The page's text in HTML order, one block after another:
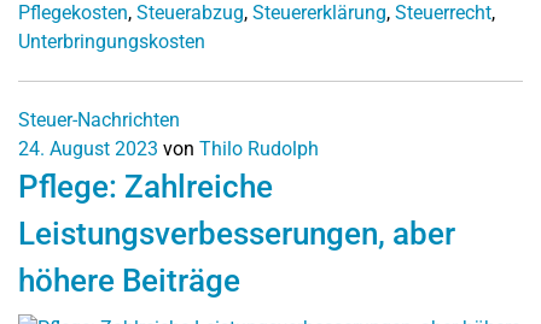
Pflegekosten, Steuerabzug, Steuererklärung, Steuerrecht,
Unterbringungskosten
Steuer-Nachrichten
24. August 2023 von Thilo Rudolph
Pflege: Zahlreiche
Leistungsverbesserungen, aber
höhere Beiträge